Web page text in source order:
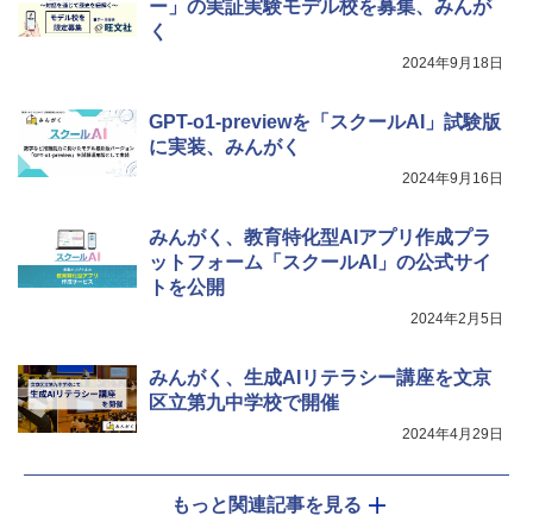
ー」の実証実験モデル校を募集、みんが
く
2024年9月18日
GPT-o1-previewを「スクールAI」試験版
に実装、みんがく
2024年9月16日
みんがく、教育特化型AIアプリ作成プラ
ットフォーム「スクールAI」の公式サイ
トを公開
2024年2月5日
みんがく、生成AIリテラシー講座を文京
区立第九中学校で開催
2024年4月29日
もっと関連記事を見る